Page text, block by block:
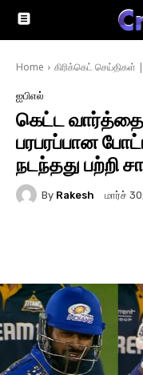
Home கிரிக்கெட் செய்திகள்
ஐபிஎல்
கெட்ட
பரபரப்பான
நடந்தது பற்றி
By Rakesh மார்ச்